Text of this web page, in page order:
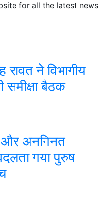
for all the latest news
रावत ने विभागीय
समीक्षा बैठक
अनगिनत
गया पुरुष